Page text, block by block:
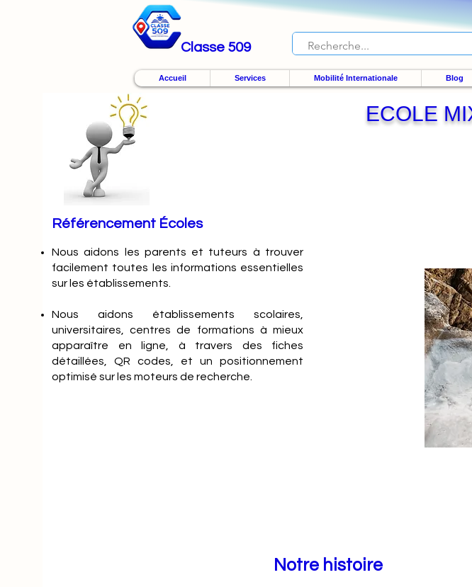
Classe 509
Accueil Services Mobilité Internationale Blog
Référencement Écoles
Nousaidons les parents et tuteurs à trouver
facilement toutes les informations essentielles
sur les établissements.
Nous aidons établissements scolaires,
universitaires, centres de formations à mieux
apparaître en ligne, à travers des fiches
détaillées, QR codes, et un positionnement
optimisé sur les moteurs de recherche.
ECOLE
Notre histoire